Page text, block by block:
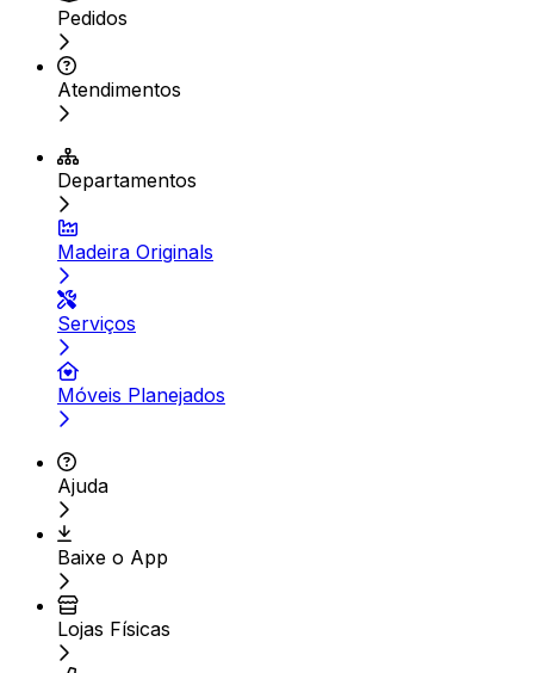
Pedidos
Atendimentos
Departamentos
Madeira Originals
Serviços
Móveis Planejados
Ajuda
Baixe o App
Lojas Físicas